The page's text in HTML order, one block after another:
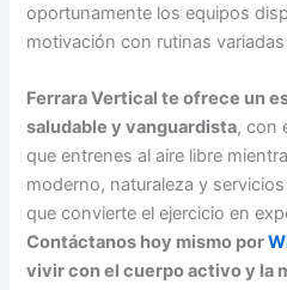
oportunamente los equipos
motivación con rutinas
Ferrara Vertical te ofrece un
saludable y vanguardista, con
que entrenes al aire libre
moderno, naturaleza y
que convierte el ejercicio en
Contáctanos hoy mismo por
vivir con el cuerpo activo y la